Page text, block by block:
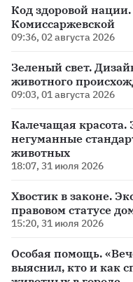
Код здоровой
Комиссаржевской
09:36, 02 августа 2026
Зеленый свет.
животного
09:03, 01 августа 2026
Калечащая
негуманные
животных
18:07, 31 июля 2026
Хвостик в законе.
правовом статусе
15:20, 31 июля 2026
Особая помощь.
выяснил, кто и как